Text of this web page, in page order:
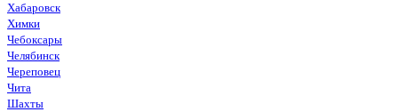
Хабаровск
Химки
Чебоксары
Челябинск
Череповец
Чита
Шахты